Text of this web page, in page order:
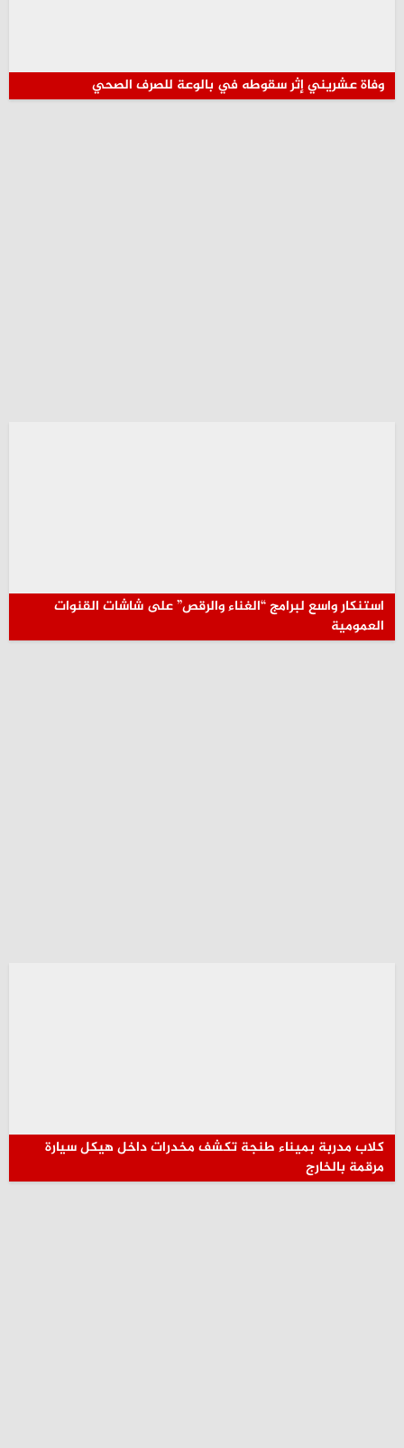
وفاة عشريني إثر سقوطه في بالوعة للصرف الصحي
استنكار واسع لبرامج “الغناء والرقص” على شاشات القنوات
العمومية
كلاب مدربة بميناء طنجة تكشف مخدرات داخل هيكل سيارة
مرقمة بالخارج